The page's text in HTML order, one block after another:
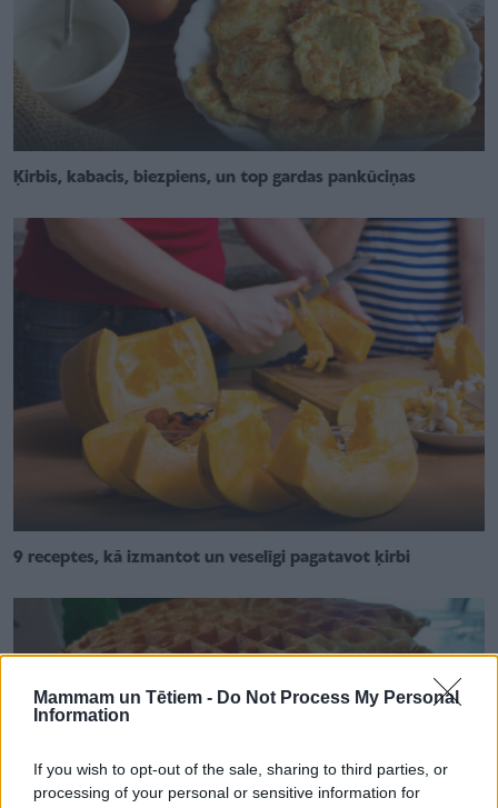
Mammam un Tētiem - Do Not Process My Personal
Information
If you wish to opt-out of the sale, sharing to third parties, or
processing of your personal or sensitive information for
Ķirbis, kabacis, biezpiens, un top gardas pankūciņas
9 receptes, kā izmantot un veselīgi pagatavot ķirbi